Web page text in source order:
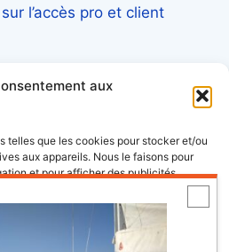
aux
telles que les cookies pour stocker et/ou
aux appareils. Nous le faisons pour
et pour afficher des publicités
à ces technologies nous autorisera à
comportement de navigation ou les ID
pas consentir ou de retirer son
négatif sur certaines fonctonnalités et
l’accès pro et client
du littoral et sa
outdoor pour
bateaux